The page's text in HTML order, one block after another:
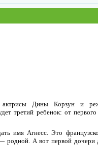
Дины Корзун и
третий ребенок: от
имя Агнесс. Это
А вот первой дочери